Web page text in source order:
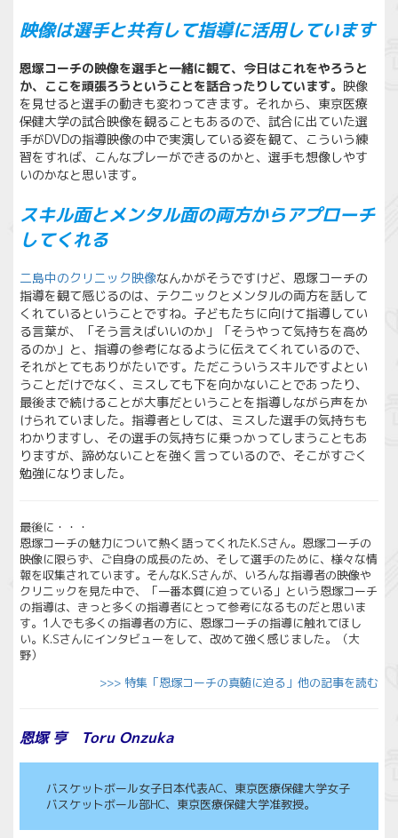
映像は選手と共有して指導に活用しています
恩塚コーチの映像を選手と一緒に観て、今日はこれをやろうと
か、ここを頑張ろうということを話合ったりしています。 映像
を見せると選手の動きも変わってきます。それから、東京医療
保健大学の試合映像を観ることもあるので、試合に出ていた選
手がDVDの指導映像の中で実演している姿を観て、こういう練
習をすれば、こんなプレーができるのかと、選手も想像しやす
いのかなと思います。
スキル面とメンタル面の両方からアプローチ
してくれる
二島中のクリニック映像なんかがそうですけど、恩塚コーチの
指導を観て感じるのは、テクニックとメンタルの両方を話して
くれているということですね。子どもたちに向けて指導してい
る言葉が、「そう言えばいいのか」「そうやって気持ちを高め
るのか」と、指導の参考になるように伝えてくれているので、
それがとてもありがたいです。ただこういうスキルですよとい
うことだけでなく、ミスしても下を向かないことであったり、
最後まで続けることが大事だということを指導しながら声をか
けられていました。指導者としては、ミスした選手の気持ちも
わかりますし、その選手の気持ちに乗っかってしまうこともあ
りますが、諦めないことを強く言っているので、そこがすごく
勉強になりました。
最後に・・・
恩塚コーチの魅力について熱く語ってくれたK.Sさん。恩塚コーチの
映像に限らず、ご自身の成長のため、そして選手のために、様々な情
報を収集されています。そんなK.Sさんが、いろんな指導者の映像や
クリニックを見た中で、「一番本質に迫っている」という恩塚コーチ
の指導は、きっと多くの指導者にとって参考になるものだと思いま
す。1人でも多くの指導者の方に、恩塚コーチの指導に触れてほし
い。K.Sさんにインタビューをして、改めて強く感じました。（大
野）
>>> 特集「恩塚コーチの真髄に迫る」他の記事を読む
恩塚 亨 Toru Onzuka
バスケットボール女子日本代表AC、東京医療保健大学女子
バスケットボール部HC、東京医療保健大学准教授。